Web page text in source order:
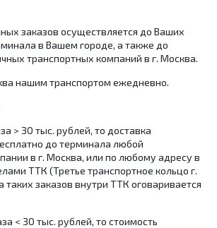
заказов осуществляется до Ваших
в Вашем городе, а также до
транспортных компаний в г. Москва.
нашим транспортом ежедневно.
> 30 тыс. рублей, то доставка
до терминала любой
в г. Москва, или по любому адресу в
ТТК (Третье транспортное кольцо г.
заказов внутри ТТК оговаривается
< 30 тыс. рублей, то стоимость